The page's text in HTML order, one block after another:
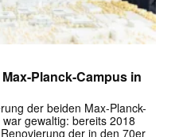
Planck-Campus in
der beiden Max-Planck-
gewaltig: bereits 2018
der in den 70er